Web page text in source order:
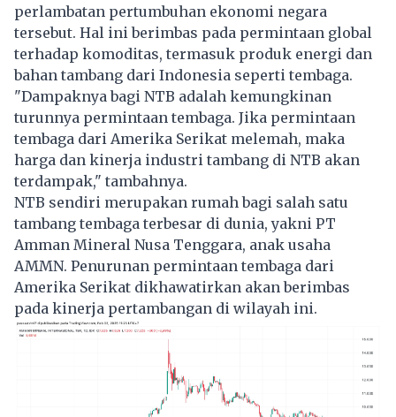
perlambatan pertumbuhan ekonomi negara
tersebut. Hal ini berimbas pada permintaan global
terhadap komoditas, termasuk produk energi dan
bahan tambang dari Indonesia seperti tembaga.
"Dampaknya bagi NTB adalah kemungkinan
turunnya permintaan tembaga. Jika permintaan
tembaga dari Amerika Serikat melemah, maka
harga dan kinerja industri tambang di NTB akan
terdampak," tambahnya.
NTB sendiri merupakan rumah bagi salah satu
tambang tembaga terbesar di dunia, yakni PT
Amman Mineral Nusa Tenggara, anak usaha
AMMN. Penurunan permintaan tembaga dari
Amerika Serikat dikhawatirkan akan berimbas
pada kinerja pertambangan di wilayah ini.